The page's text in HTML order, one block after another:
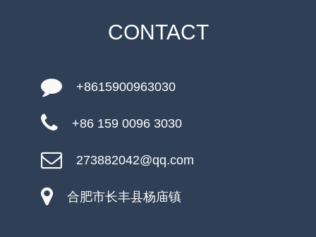
CONTACT
+8615900963030
+86 159 0096 3030
273882042@qq.com
合肥市长丰县杨庙镇